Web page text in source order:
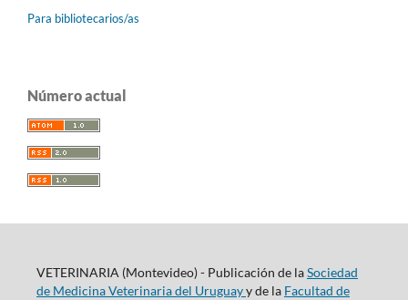
Para bibliotecarios/as
Número actual
VETERINARIA (Montevideo) - Publicación de laSociedad
de Medicina Veterinaria del Uruguayy de la Facultad de